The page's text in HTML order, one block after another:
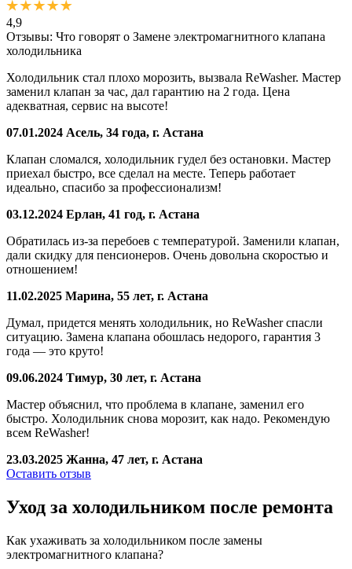
4,9
Отзывы: Что говорят о Замене электромагнитного клапана
холодильника
Холодильник стал плохо морозить, вызвала ReWasher. Мастер
заменил клапан за час, дал гарантию на 2 года. Цена
адекватная, сервис на высоте!
07.01.2024 Асель, 34 года, г. Астана
Клапан сломался, холодильник гудел без остановки. Мастер
приехал быстро, все сделал на месте. Теперь работает
идеально, спасибо за профессионализм!
03.12.2024 Ерлан, 41 год, г. Астана
Обратилась из-за перебоев с температурой. Заменили клапан,
дали скидку для пенсионеров. Очень довольна скоростью и
отношением!
11.02.2025 Марина, 55 лет, г. Астана
Думал, придется менять холодильник, но ReWasher спасли
ситуацию. Замена клапана обошлась недорого, гарантия 3
года — это круто!
09.06.2024 Тимур, 30 лет, г. Астана
Мастер объяснил, что проблема в клапане, заменил его
быстро. Холодильник снова морозит, как надо. Рекомендую
всем ReWasher!
23.03.2025 Жанна, 47 лет, г. Астана
Оставить отзыв
Уход за холодильником после ремонта
Как ухаживать за холодильником после замены
электромагнитного клапана?